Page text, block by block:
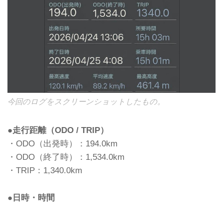
今回のログをスクリーンショットしたもの。
●走行距離（ODO / TRIP）
・ODO（出発時）：194.0km
・ODO（終了時）：1,534.0km
・TRIP：1,340.0km
●日時・時間